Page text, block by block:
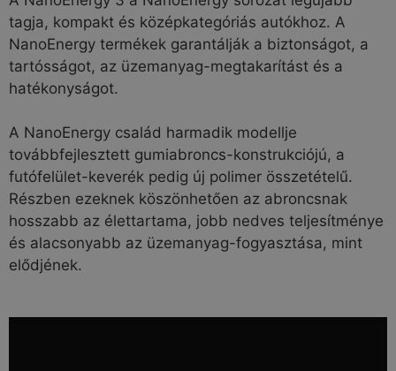
tagja, kompakt és középkategóriás autókhoz. A
NanoEnergy termékek garantálják a biztonságot, a
tartósságot, az üzemanyag-megtakarítást és a
hatékonyságot.
A NanoEnergy család harmadik modellje
továbbfejlesztett gumiabroncs-konstrukciójú, a
futófelület-keverék pedig új polimer összetételű.
Részben ezeknek köszönhetően az abroncsnak
hosszabb az élettartama, jobb nedves teljesítménye
és alacsonyabb az üzemanyag-fogyasztása, mint
elődjének.